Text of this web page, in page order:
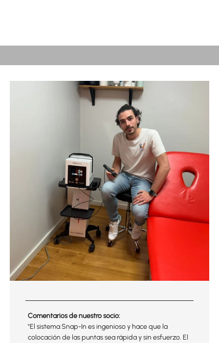
LIGERA, IRROMPIBLE, TRATAMIENTO SIN CANSANCIO
Comentarios de nuestro socio:
"El sistema Snap-In es ingenioso y hace que la
colocación de las puntas sea rápida y sin esfuerzo. El